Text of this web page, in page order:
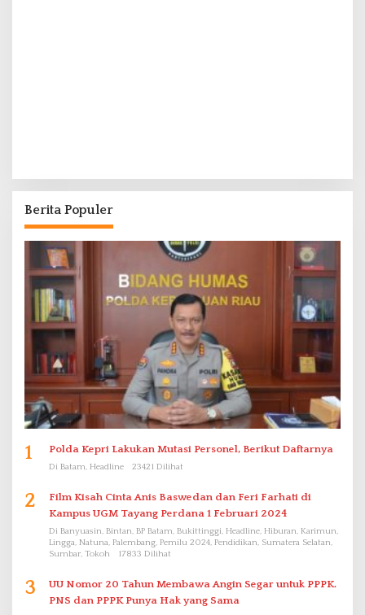
Berita Populer
1 Polda Kepri Lakukan Mutasi Personel, Berikut Daftarnya
Di Batam, Headline 23421 Dilihat
2
Film Kisah Cinta Anis Baswedan dan Feri Farhati di
Kampus UGM Tayang Perdana 1 Februari 2024
Di Banyuasin, Bintan, BP Batam, Bukittinggi, Headline, Hiburan, Karimun,
Lingga, Natuna, Palembang, Pemilu 2024, Pendidikan, Sumatera Selatan,
Sumbar, Tokoh
17833 Dilihat
3
UU Nomor 20 Tahun Membawa Angin Segar untuk PPPK.
PNS dan PPPK Punya Hak yang Sama